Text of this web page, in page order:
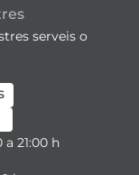
serveis o
21:00 h